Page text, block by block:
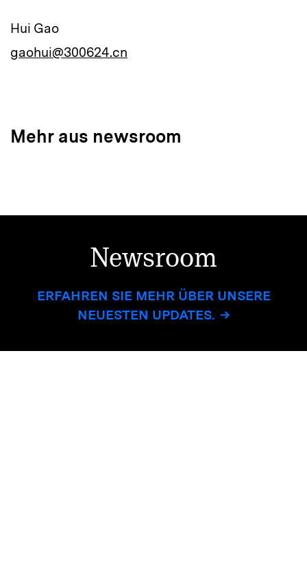
Hui Gao
gaohui@300624.cn
Mehr aus newsroom
Newsroom
ERFAHREN SIE MEHR ÜBER UNSERE
NEUESTEN UPDATES.